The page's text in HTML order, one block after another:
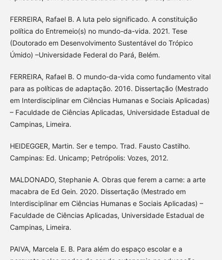
FERREIRA, Rafael B. A luta pelo significado. A constituição
política do Entremeio(s) no mundo-da-vida. 2021. Tese
(Doutorado em Desenvolvimento Sustentável do Trópico
Úmido) –Universidade Federal do Pará, Belém.
FERREIRA, Rafael B. O mundo-da-vida como fundamento vital
para as políticas de adaptação. 2016. Dissertação (Mestrado
em Interdisciplinar em Ciências Humanas e Sociais Aplicadas)
– Faculdade de Ciências Aplicadas, Universidade Estadual de
Campinas, Limeira.
HEIDEGGER, Martin. Ser e tempo. Trad. Fausto Castilho.
Campinas: Ed. Unicamp; Petrópolis: Vozes, 2012.
MALDONADO, Stephanie A. Obras que ferem a carne: a arte
macabra de Ed Gein. 2020. Dissertação (Mestrado em
Interdisciplinar em Ciências Humanas e Sociais Aplicadas) –
Faculdade de Ciências Aplicadas, Universidade Estadual de
Campinas, Limeira.
PAIVA, Marcela E. B. Para além do espaço escolar e a